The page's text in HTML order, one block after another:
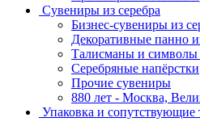
Сувениры из серебра
Бизнес-сувениры из
Декоративные панно
Талисманы и символы
Серебряные напёрстки
Прочие сувениры
880 лет - Москва,
Упаковка и сопутствующие